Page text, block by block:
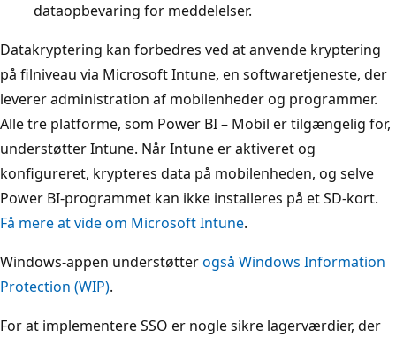
dataopbevaring for meddelelser.
Datakryptering kan forbedres ved at anvende kryptering
på filniveau via Microsoft Intune, en softwaretjeneste, der
leverer administration af mobilenheder og programmer.
Alle tre platforme, som Power BI – Mobil er tilgængelig for,
understøtter Intune. Når Intune er aktiveret og
konfigureret, krypteres data på mobilenheden, og selve
Power BI-programmet kan ikke installeres på et SD-kort.
Få mere at vide om Microsoft Intune.
Windows-appen understøtterogså Windows Information
Protection (WIP).
For at implementere SSO er nogle sikre lagerværdier, der